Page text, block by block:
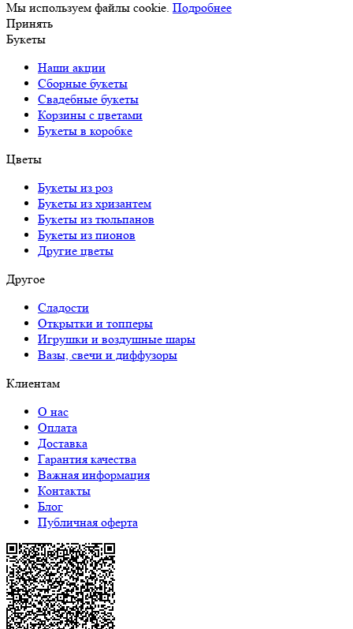
Мы используем файлы cookie. Подробнее
Принять
Букеты
Наши акции
Сборные букеты
Свадебные букеты
Корзины с цветами
Букеты в коробке
Цветы
Букеты из роз
Букеты из хризантем
Букеты из тюльпанов
Букеты из пионов
Другие цветы
Другое
Сладости
Открытки и топперы
Игрушки и воздушные шары
Вазы, свечи и диффузоры
Клиентам
О нас
Оплата
Доставка
Гарантия качества
Важная информация
Контакты
Блог
Публичная оферта